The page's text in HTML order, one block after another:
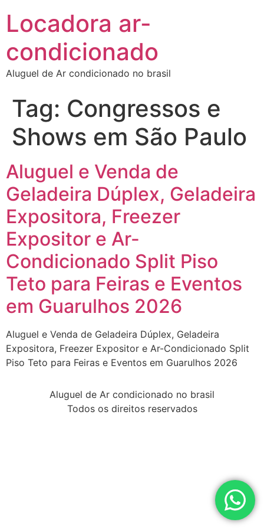
Locadora ar-
condicionado
Aluguel de Ar condicionado no brasil
Tag: Congressos e
Shows em São Paulo
Aluguel e Venda de
Geladeira Dúplex, Geladeira
Expositora, Freezer
Expositor e Ar-
Condicionado Split Piso
Teto para Feiras e Eventos
em Guarulhos 2026
Aluguel e Venda de Geladeira Dúplex, Geladeira
Expositora, Freezer Expositor e Ar-Condicionado Split
Piso Teto para Feiras e Eventos em Guarulhos 2026
Aluguel de Ar condicionado no brasil
Todos os direitos reservados